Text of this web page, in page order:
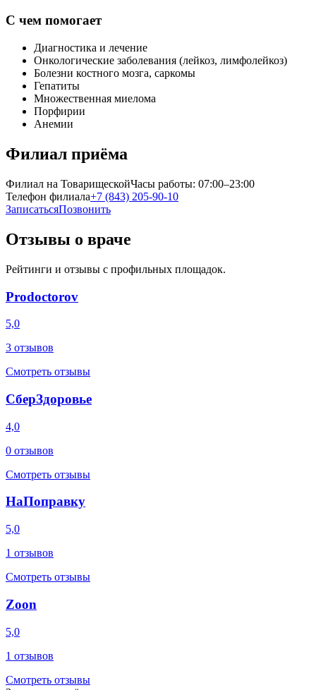
С чем помогает
Диагностика и лечение
Онкологические заболевания (лейкоз, лимфолейкоз)
Болезни костного мозга, саркомы
Гепатиты
Множественная миелома
Порфирии
Анемии
Филиал приёма
Филиал на ТоварищескойЧасы работы: 07:00–23:00
Телефон филиала+7 (843) 205-90-10
ЗаписатьсяПозвонить
Отзывы о враче
Рейтинги и отзывы с профильных площадок.
Prodoctorov
5,0
3 отзывов
Смотреть отзывы
СберЗдоровье
4,0
0 отзывов
Смотреть отзывы
НаПоправку
5,0
1 отзывов
Смотреть отзывы
Zoon
5,0
1 отзывов
Смотреть отзывы